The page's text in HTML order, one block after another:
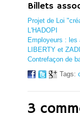
Billets
Projet de Loi
L'HADOPI
Employeurs : les
LIBERTY et
Contrefaçon de
Tags:
3